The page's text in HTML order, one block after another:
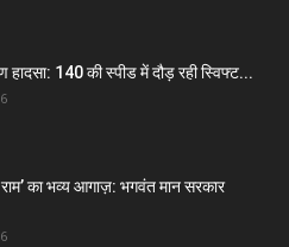
हादसा: 140 की स्पीड में दौड़ रही स्विफ्ट...
राम’ का भव्य आगाज़: भगवंत मान सरकार